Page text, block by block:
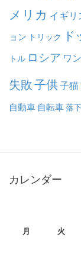
メリカ イギリ
ョン トリック ド
トル ロシア ワ
失敗子供子猫
自動車 自転車落
カレンダー
月 火